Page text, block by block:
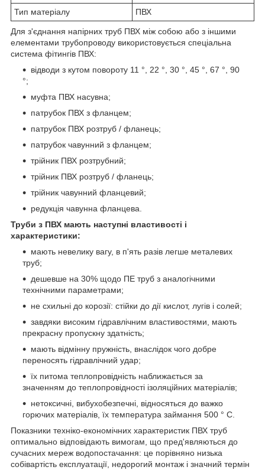
Тип матеріалу
ПВХ
Для з'єднання напірних труб ПВХ між собою або з іншими
елементами трубопроводу використовується спеціальна
система фітингів ПВХ:
відводи з кутом повороту 11 °, 22 °, 30 °, 45 °, 67 °, 90
°;
муфта ПВХ насувна;
патрубок ПВХ з фланцем;
патрубок ПВХ розтруб / фланець;
патрубок чавунний з фланцем;
трійник ПВХ розтрубний;
трійник ПВХ розтруб / фланець;
трійник чавунний фланцевий;
редукція чавунна фланцева.
Труби з ПВХ мають наступні властивості і
характеристики:
мають невелику вагу, в п'ять разів легше металевих
труб;
дешевше на 30% щодо ПЕ труб з аналогічними
технічними параметрами;
не схильні до корозії: стійки до дії кислот, лугів і солей;
завдяки високим гідравлічним властивостями, мають
прекрасну пропускну здатність;
мають відмінну пружність, внаслідок чого добре
переносять гідравлічний удар;
їх питома теплопровідність наближається за
значенням до теплопровідності ізоляційних матеріалів;
нетоксичні, вибухобезпечні, відносяться до важко
горючих матеріалів, їх температура займання 500 ° С.
Показники техніко-економічних характеристик ПВХ труб
оптимально відповідають вимогам, що пред'являються до
сучасних мереж водопостачання: це порівняно низька
собівартість експлуатації, недорогий монтаж і значний термін